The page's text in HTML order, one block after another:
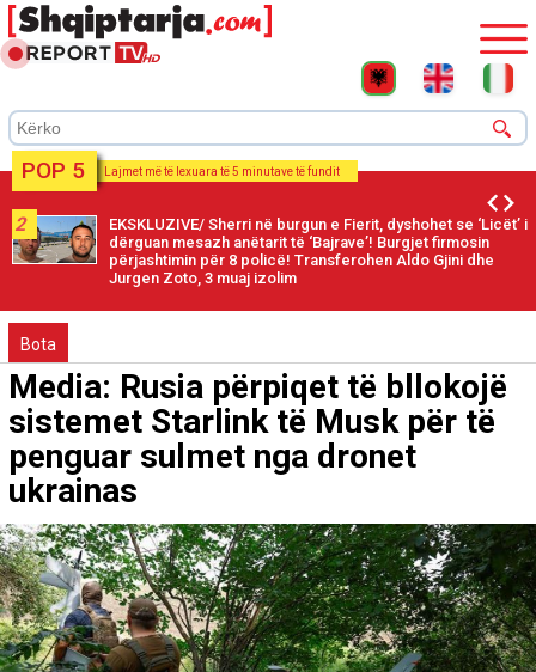
POP 5 Lajmet më të lexuara të 5 minutave të fundit
2
EKSKLUZIVE/ Sherri në burgun e Fierit, dyshohet se ‘Licët’ i
dërguan mesazh anëtarit të ‘Bajrave’! Burgjet firmosin
përjashtimin për 8 policë! Transferohen Aldo Gjini dhe
Jurgen Zoto, 3 muaj izolim
Bota
Media: Rusia përpiqet të bllokojë
sistemet Starlink të Musk për të
penguar sulmet nga dronet
ukrainas